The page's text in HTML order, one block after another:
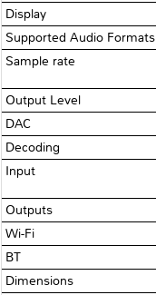
Display
Supported Audio Formats
Sample rate
Output Level
DAC
Decoding
Input
Outputs
Wi-Fi
BT
Dimensions